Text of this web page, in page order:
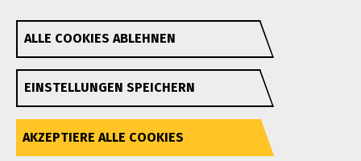
GEHL behält sich das Recht vor, jederzeit und ohne
Vorankündigung oder Verpflichtung Verbesserungen
Datenschutzbestimmungen
Nutzungsbedingungen für die Website
Barrierefreiheit
ALLE COOKIES ABLEHNEN
EINSTELLUNGEN SPEICHERN
AKZEPTIERE ALLE COOKIES
Withdraw consent